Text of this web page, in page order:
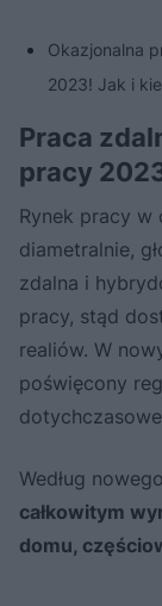
Okazjonalna
2023! Jak i
Praca
pracy
Rynek pracy w
diametralnie,
zdalna i
pracy, stąd
realiów. W
poświęcony
Według
całkowitym
domu,